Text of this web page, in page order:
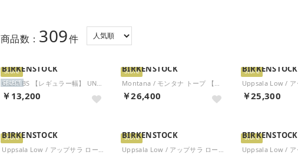
商品数： 309件
Store
BIRKENSTOCK
Gizeh BS 【レギュラー幅】 UNISEX （ホワイト）
￥13,200
SELECT
Store
BIRKENSTOCK
Montana / モンタナ トープ 【ナロー幅】 UNISEX （トープ）
￥26,400
Store
BIRKENSTOCK
￥25,300
Store
BIRKENSTOCK
Uppsala Low / アップサラ ロー トープ 【ナロー幅】 UNISEX （トープ）
Store
BIRKENSTOCK
Uppsala Low / アップサラ ロー ブラック 【レギュラー幅】 UNISEX （ブラック）
Store
BIRKENSTOCK